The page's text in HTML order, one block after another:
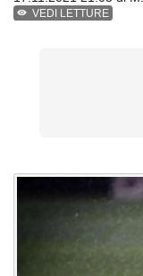
VEDI LETTURE